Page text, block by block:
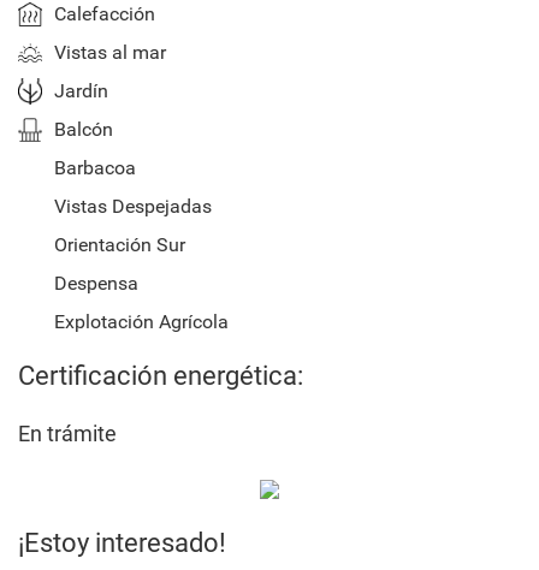
Calefacción
Vistas al mar
Jardín
Balcón
Barbacoa
Vistas Despejadas
Orientación Sur
Despensa
Explotación Agrícola
Certificación energética:
En trámite
¡Estoy interesado!